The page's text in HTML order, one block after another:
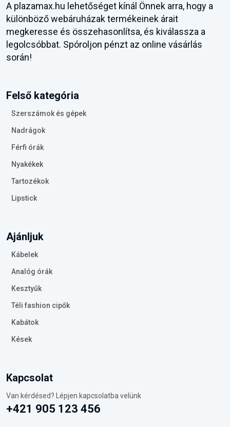
A plazamax.hu lehetőséget kínál Önnek arra, hogy a
különböző webáruházak termékeinek árait
megkeresse és összehasonlítsa, és kiválassza a
legolcsóbbat. Spóroljon pénzt az online vásárlás
során!
Felső kategória
Szerszámok és gépek
Nadrágok
Férfi órák
Nyakékek
Tartozékok
Lipstick
Ajánljuk
Kábelek
Analóg órák
Kesztyűk
Téli fashion cipők
Kabátok
Kések
Kapcsolat
Van kérdésed? Lépjen kapcsolatba velünk
+421 905 123 456